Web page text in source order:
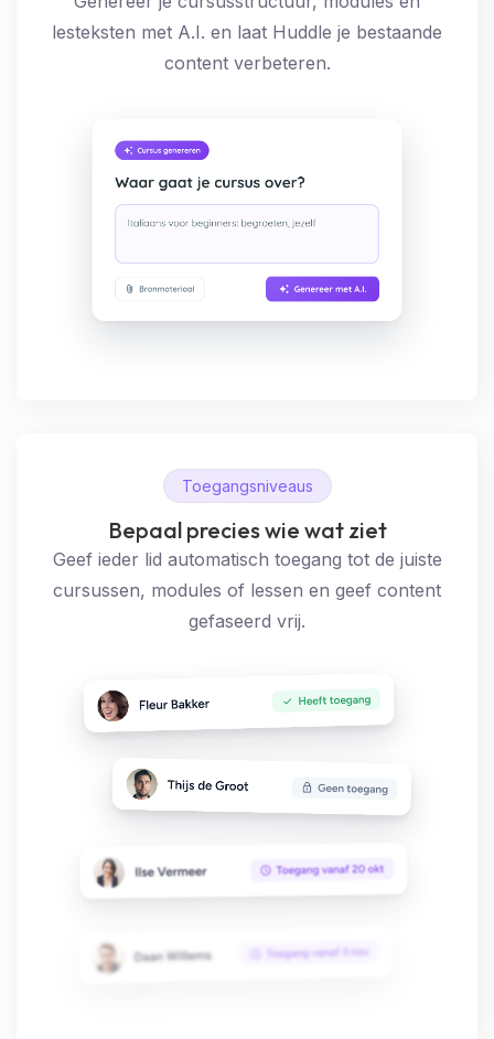
lesteksten met A.I. en laat Huddle je bestaande
content verbeteren.
Toegangsniveaus
Bepaal precies wie wat ziet
Geef ieder lid automatisch toegang tot de juiste
cursussen, modules of lessen en geef content
gefaseerd vrij.